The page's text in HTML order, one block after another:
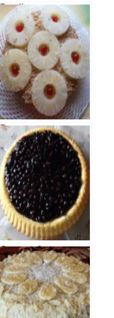
Торт Крем-
Вишня
Торт
Ананасовый
Фруктовый торт
с желе